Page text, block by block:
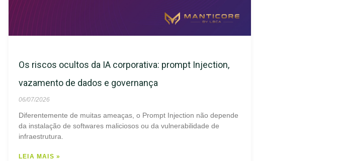
Os riscos ocultos da IA corporativa: prompt Injection,
vazamento de dados e governança
06/07/2026
Diferentemente de muitas ameaças, o Prompt Injection não depende
da instalação de softwares maliciosos ou da vulnerabilidade de
infraestrutura.
LEIA MAIS »